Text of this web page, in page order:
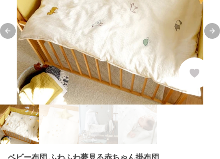
Previous slide
ベビー布団 ふわふわ夢見る赤ちゃん掛布団